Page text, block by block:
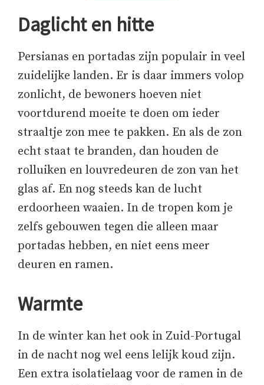
Daglicht en hitte
Persianas en portadas zijn populair in veel
zuidelijke landen. Er is daar immers volop
zonlicht, de bewoners hoeven niet
voortdurend moeite te doen om ieder
straaltje zon mee te pakken. En als de zon
echt staat te branden, dan houden de
rolluiken en louvredeuren de zon van het
glas af. En nog steeds kan de lucht
erdoorheen waaien. In de tropen kom je
zelfs gebouwen tegen die alleen maar
portadas hebben, en niet eens meer
deuren en ramen.
Warmte
In de winter kan het ook in Zuid-Portugal
in de nacht nog wel eens lelijk koud zijn.
Een extra isolatielaag voor de ramen in de